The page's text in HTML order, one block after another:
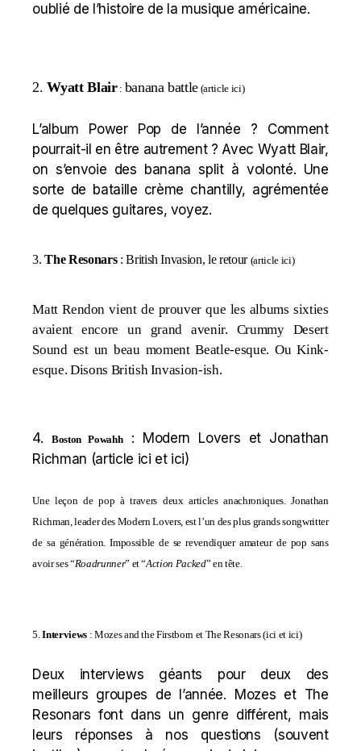
oublié de l’histoire de la musique américaine.
2. Wyatt Blair: banana battle (article ici)
L’album Power Pop de l’année ? Comment
pourrait-il en être autrement ? Avec Wyatt Blair,
on s’envoie des banana split à volonté. Une
sorte de bataille crème chantilly, agrémentée
de quelques guitares, voyez.
3. The Resonars: British Invasion, le retour (article ici)
Matt Rendon vient de prouver que les albums sixties
avaient encore un grand avenir. Crummy Desert
Sound est un beau moment Beatle-esque. Ou Kink-
esque. Disons British Invasion-ish.
4.Boston Powahh: Modern Lovers et Jonathan
Richman (article ici et ici)
Une leçon de pop à travers deux articles anachroniques. Jonathan
Richman, leader des Modern Lovers, est l’un des plus grands songwritter
de sa génération. Impossible de se revendiquer amateur de pop sans
avoir ses “Roadrunner” et “Action Packed” en tête.
5.Interviews : Mozes and the Firstborn et The Resonars(iciet ici)
Deux interviews géants pour deux des
meilleurs groupes de l’année. Mozes et The
Resonars font dans un genre différent, mais
leurs réponses à nos questions (souvent